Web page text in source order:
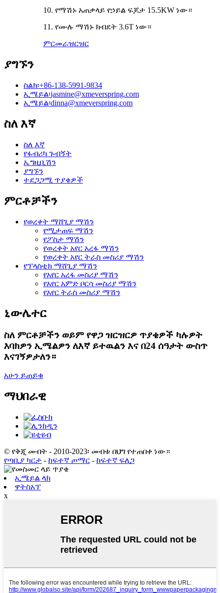
10. የማሽኑ አጠቃላይ የኃይል ፍጆታ 15.5KW ነው።
11. የሙሉ ማሽኑ ክብደት 3.6T ነው።
ምርመራዝርዝር
ያግኙን
ስልክ፡+86-138-5991-9834
ኢሜይል፡jasmine@xmeverspring.com
ኢሜይል፡dinna@xmeverspring.com
ስለ እኛ
ስለ እኛ
የፋብሪካ ጉብኝት
ኤግዚቢሽን
ያግኙን
ተደጋጋሚ ጥያቄዎች
ምርቶቻችን
የወረቀት ማሸጊያ ማሽን
የሚታጠፍ ማሽን
የፖስታ ማሽን
የወረቀት አየር አረፋ ማሽን
የወረቀት አየር ትራስ መስሪያ ማሽን
የፕላስቲክ ማሸጊያ ማሽን
የአየር አረፋ መስሪያ ማሽን
የአየር አምድ ቦርሳ መስሪያ ማሽን
የአየር ትራስ መስሪያ ማሽን
ኒውሌተር
ስለ ምርቶቻችን ወይም የዋጋ ዝርዝርዎ ጥያቄዎች ካሉዎት
እባክዎን ኢሜልዎን ለእኛ ይተዉልን እና በ24 ሰዓታት ውስጥ
እናገኝዎታለን።
አሁን ይጠይቁ
ማህበራዊ
© የቅጂ መብት - 2010-2023፡ መብቱ በህግ የተጠበቀ ነው።
የጣቢያ ካርታ - ከፍተኛ ጦማር - ከፍተኛ ፍለጋ
ኢሜይል ላክ
ዋትስአፕ
x